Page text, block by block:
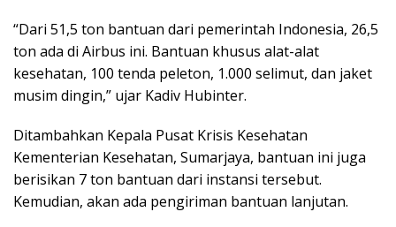
“Dari 51,5 ton bantuan dari pemerintah Indonesia, 26,5
ton ada di Airbus ini. Bantuan khusus alat-alat
kesehatan, 100 tenda peleton, 1.000 selimut, dan jaket
musim dingin,” ujar Kadiv Hubinter.
Ditambahkan Kepala Pusat Krisis Kesehatan
Kementerian Kesehatan, Sumarjaya, bantuan ini juga
berisikan 7 ton bantuan dari instansi tersebut.
Kemudian, akan ada pengiriman bantuan lanjutan.